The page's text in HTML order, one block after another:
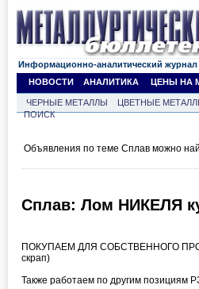
Информационно-аналитический журнал
НОВОСТИ
АНАЛИТИКА ЦЕНЫ НА
ЧЕРНЫЕ МЕТАЛЛЫ ЦВЕТНЫЕ
ПОИСК
Объявления по теме Сплав можно
Сплав: Лом НИКЕЛЯ
ПОКУПАЕМ ДЛЯ СОБСТВЕННОГО
скрап)
Также работаем по другим позициям